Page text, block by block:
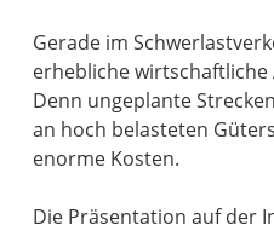
Gerade im
erhebliche wirtschaftliche
Denn ungeplante
an hoch belasteten
enorme Kosten.
Die Präsentation auf der